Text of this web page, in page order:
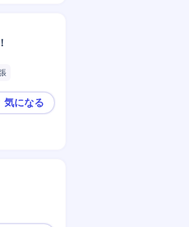
≪大手オフィス家具メーカーグ
気になる